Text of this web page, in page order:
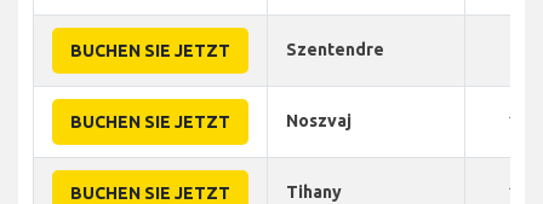
BUCHEN SIE JETZT Szentendre
BUCHEN SIE JETZT Noszvaj 100
BUCHEN SIE JETZT Tihany 130